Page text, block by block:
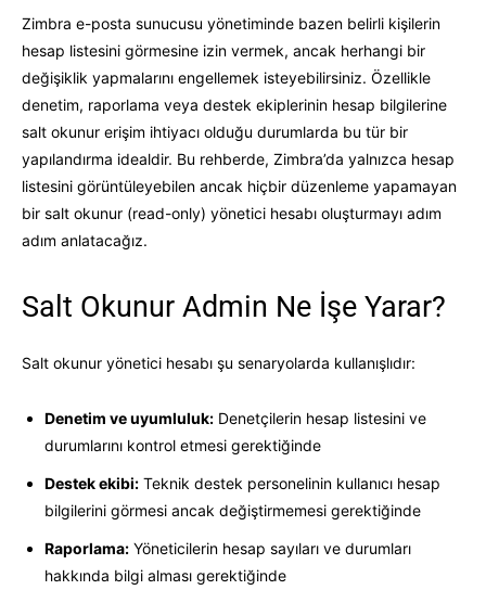
Zimbra e-posta sunucusu yönetiminde bazen belirli kişilerin
hesap listesini görmesine izin vermek, ancak herhangi bir
değişiklik yapmalarını engellemek isteyebilirsiniz. Özellikle
denetim, raporlama veya destek ekiplerinin hesap bilgilerine
salt okunur erişim ihtiyacı olduğu durumlarda bu tür bir
yapılandırma idealdir. Bu rehberde, Zimbra’da yalnızca hesap
listesini görüntüleyebilen ancak hiçbir düzenleme yapamayan
bir salt okunur (read-only) yönetici hesabı oluşturmayı adım
adım anlatacağız.
Salt Okunur Admin Ne İşe Yarar?
Salt okunur yönetici hesabı şu senaryolarda kullanışlıdır:
Denetim ve uyumluluk: Denetçilerin hesap listesini ve
durumlarını kontrol etmesi gerektiğinde
Destek ekibi: Teknik destek personelinin kullanıcı hesap
bilgilerini görmesi ancak değiştirmemesi gerektiğinde
Raporlama: Yöneticilerin hesap sayıları ve durumları
hakkında bilgi alması gerektiğinde